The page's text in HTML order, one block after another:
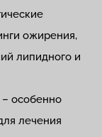
ожирения,
липидного и
особенно
лечения